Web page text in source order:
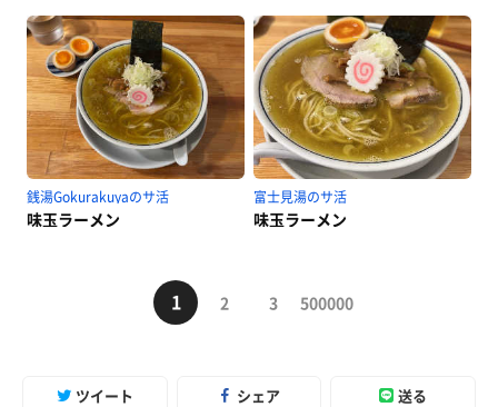
銭湯Gokurakuyaのサ活
味玉ラーメン
富士見湯のサ活
味玉ラーメン
1 2 3 500000
ツイート シェア 送る